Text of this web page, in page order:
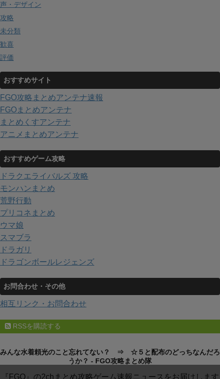
声・デザイン
攻略
未分類
歓喜
評価
おすすめサイト
FGO攻略まとめアンテナ速報
FGOまとめアンテナ
まとめくすアンテナ
アニメまとめアンテナ
おすすめゲーム攻略
ドラクエライバルズ 攻略
モンハンまとめ
荒野行動
プリコネまとめ
ウマ娘
スマブラ
ドラガリ
ドラゴンボールレジェンズ
お問合わせ・その他
相互リンク・お問合わせ
RSSを購読する
みんな水着頼光のこと忘れてない？ ⇒ ☆５と配布のどっちなんだろ
うか？ - FGO攻略まとめ隊
『FGO』の2chまとめ攻略ゲーム速報ニュースをお届けします